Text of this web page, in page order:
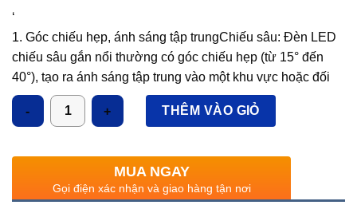
1.010.000₫.là:
581.000₫.
‘
1. Góc chiếu hẹp, ánh sáng tập trungChiếu sâu: Đèn LED
chiếu sâu gắn nổi thường có góc chiếu hẹp (từ 15° đến
40°), tạo ra ánh sáng tập trung vào một khu vực hoặc đối
tượng cụ thể. Điều này rất thích hợp cho việc chiếu sáng
điểm, chẳng hạn như chiếu sáng tranh ảnh, tác phẩm nghệ
tiết trang trí nội thất.Ánh sáng mạnh mẽ và đồng đều: Dù có
góc chiếu hẹp, đèn vẫn cung cấp một lượng ánh sáng
mạnh và ổn định, tạo hiệu ứng chiếu sáng rõ ràng, không
Số lượng
THÊM VÀO GIỎ
MUA NGAY
Gọi điện xác nhận và giao hàng tận nơi